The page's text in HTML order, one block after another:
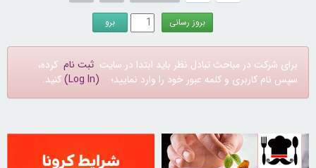
برای شرکت در مباحث تبادل نظر باید ابتدا در سایت ثبت نام کرده،
سپس نام کاربری و کلمه عبور خود را وارد نمایید؛ (Log In) کنید.